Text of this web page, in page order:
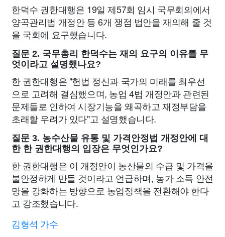
한덕수 권한대행은 19일 제57회 임시 국무회의에서
양곡관리법 개정안 등 6개 쟁점 법안을 재의해 줄 것
을 국회에 요구했습니다.
질문 2. 국무총리 한덕수는 재의 요구의 이유를 무
엇이라고 설명했나요?
한 권한대행은 "헌법 정신과 국가의 미래를 최우선
으로 고려해 결심했으며, 농업 4법 개정안과 관련된
문제들로 인하여 시장기능을 왜곡하고 재정부담을
초래할 우려가 있다"고 설명했습니다.
질문 3. 농수산물 유통 및 가격안정법 개정안에 대
한 한 권한대행의 입장은 무엇인가요?
한 권한대행은 이 개정안이 농산물의 수급 및 가격을
불안정하게 만들 것이라고 언급하며, 농가 소득 안전
망을 강화하는 방향으로 농업정책을 전환해야 한다
고 강조했습니다.
김형석 가수